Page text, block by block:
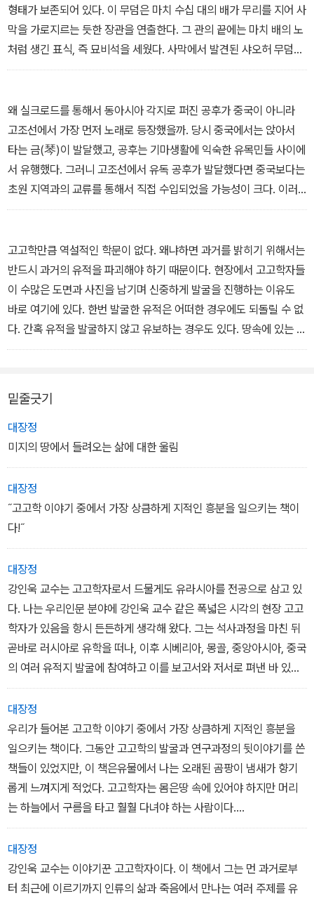
형태가 보존되어 있다. 이 무덤은 마치 수십 대의 배가 무리를 지어 사
막을 가로지르는 듯한 장관을 연출한다. 그 관의 끝에는 마치 배의 노
처럼 생긴 표식, 즉 묘비석을 세웠다. 사막에서 발견된 샤오허 무덤은
학익진을 펴고 바다를 헤엄치는 배처럼 사막에 펼쳐져 있다.
화로 관이 그 자리에 있었음을 추정할 뿐이다. 인골도 남아 있지 않는
경우가 대부분이니 무덤 안에 토기라도 없다면 그냥 구덩이라고 해도
될 정도이다. 그렇게 관도 사람도 흔적도 없이 사라진 무덤을 보면 그
들이 바람처럼 여행을 떠난 것이라는 생각이 이따금 들곤 한다.
- <죽은 이를 위한 사랑의 흔적> 중에서
왜 실크로드를 통해서 동아시아 각지로 퍼진 공후가 중국이 아니라
고조선에서 가장 먼저 노래로 등장했을까. 당시 중국에서는 앉아서
타는 금(琴)이 발달했고, 공후는 기마생활에 익숙한 유목민들 사이에
서 유행했다. 그러니 고조선에서 유독 공후가 발달했다면 중국보다는
초원 지역과의 교류를 통해서 직접 수입되었을 가능성이 크다. 이러
한 고조선과 초원 지역과의 연관성은 황금, 철제 무기와 마구에 잘 남
전의 교류를 반증해주는 귀한 자료이다.
21세기를 살아가는 우리에게 음악은 너무 흔한 것이 되어 버렸다. 어
디에서도 우리는 음악을 들을 수 있다. 도시에서는 음악이 끊기는 곳
을 찾을 수 없을 정도다. 그래서 우리는 음악의 소중함에 대해 잘 깨닫
고 있지 못하는 걸지도 모른다. 오래 전, 지금 같은 플레이어가 없는
과거인들에게 음악은 오로지 생음악뿐이었을 것이다. 그것은 너무나
사람들의 음악을 지금 우리가 듣지 못하는 것처럼 우리의 귓전에 울
리는 지금의 음악이 영원할 수 있을까. 알 수 없다. 어느 누가 그걸 확
신할 수 있을까.
- <마음을 울리는 소리 없는 음악> 중에서
고고학만큼 역설적인 학문이 없다. 왜냐하면 과거를 밝히기 위해서는
반드시 과거의 유적을 파괴해야 하기 때문이다. 현장에서 고고학자들
이 수많은 도면과 사진을 남기며 신중하게 발굴을 진행하는 이유도
바로 여기에 있다. 한번 발굴한 유적은 어떠한 경우에도 되돌릴 수 없
다. 간혹 유적을 발굴하지 않고 유보하는 경우도 있다. 땅속에 있는 것
이 역설적으로 유적을 오래 보존할 수 있기 때문이다. 하지만 무작정
저해된다. 그러니 최소한의 발굴로 최대한의 효과를 얻는 것이 고고
학 발굴이 지향하는 바다. 그래서 고고학자들은 발굴을 ‘수술 자국이
작을수록 좋은 외과수술’에 비유하기도 한다.
상처 입은 조개가 진주를 만든다는 속담이 있다. 고고학도 그러하다.
과거의 유적이 파괴되어 우리에게 그 속살을 보여 줄 때 비로소 우리
는 과거인들의 모습을 알게 된다. 하지만 그 상처를 당연시하고 발굴
에만 급급하게 된다면 후대에 물려줄 유물은 아무것도 남지 않게 될
것이다.
- <파괴와 복원, 고고학 발굴의 패러독스> 중에서
밑줄긋기
대장정
미지의 땅에서 들려오는 삶에 대한 울림
대장정
˝고고학 이야기 중에서 가장 상큼하게 지적인 흥분을 일으키는 책이
다!˝
대장정
강인욱 교수는 고고학자로서 드물게도 유라시아를 전공으로 삼고 있
다. 나는 우리인문 분야에 강인욱 교수 같은 폭넓은 시각의 현장 고고
학자가 있음을 항시 든든하게 생각해 왔다. 그는 석사과정을 마친 뒤
곧바로 러시아로 유학을 떠나, 이후 시베리아, 몽골, 중앙아시아, 중국
의 여러 유적지 발굴에 참여하고 이를 보고서와 저서로 펴낸 바 있다.
이 책은 그가 지난 20여 년간 발굴 현장에서 겪은 체험을 기록한일종
의 고고학적 에세이다. 이 책에서 저자는 유물을 통하여 과거의 삶을
복원하는고고학이라는 학문의 참 가치와 고고학자로서의 보람을 말
함과 동시에 우리가 살고 있는 한반도 역시 유라시아 대륙의 일부라
는 사실을 새삼 일깨워주고 있다. 나는 강교수의 이 생생한 증언록을
통해 고고학이라는 하나의 인문학이 대중과 행복하고도 즐겁게 만나
는 계기가 될 것으로 기대해 마지않는다.
_유홍준 미술사가, 명지대 석좌교수
대장정
우리가 들어본 고고학 이야기 중에서 가장 상큼하게 지적인 흥분을
일으키는 책이다. 그동안 고고학의 발굴과 연구과정의 뒷이야기를 쓴
책들이 있었지만, 이 책은유물에서 나는 오래된 곰팡이 냄새가 향기
롭게 느껴지게 적었다. 고고학자는 몸은땅 속에 있어야 하지만 머리
는 하늘에서 구름을 타고 훨훨 다녀야 하는 사람이다.
세상의 모든 경우의 수를 꿰고 있어야 하고 상상력이 풍부하여 끊임
없이 가설을 만들고 검증하는 만능학자이기도 하다. 강인욱 교수는
이러한 고고학자의 이상을 실현하기 위해 부단히 노력한 학자이자 유
물의 뒤에 숨겨져 있는 사람들을 따뜻한 감성으로 생각하는 고고학자
대장정
강인욱 교수는 이야기꾼 고고학자이다. 이 책에서 그는 먼 과거로부
터 최근에 이르기까지 인류의 삶과 죽음에서 만나는 여러 주제를 유